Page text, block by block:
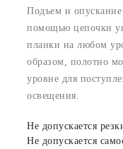
Подъем и опускание
помощью цепочки
планки на любом
образом, полотно
уровне для
освещения.
Не допускается
Не допускается